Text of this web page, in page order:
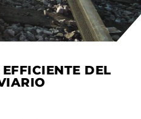
DEL